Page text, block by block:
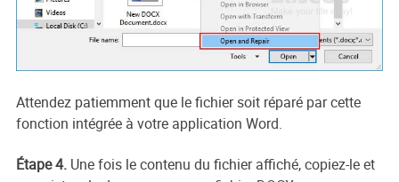
Attendez patiemment que le fichier soit réparé par cette
fonction intégrée à votre application Word.
Étape 4. Une fois le contenu du fichier affiché, copiez-le et